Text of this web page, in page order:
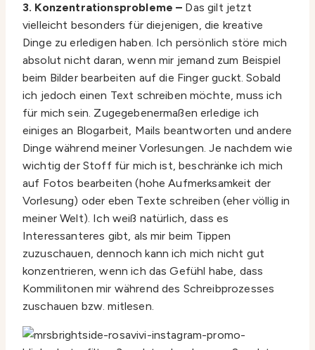
3. Konzentrationsprobleme – Das gilt jetzt
vielleicht besonders für diejenigen, die kreative
Dinge zu erledigen haben. Ich persönlich störe mich
absolut nicht daran, wenn mir jemand zum Beispiel
beim Bilder bearbeiten auf die Finger guckt. Sobald
ich jedoch einen Text schreiben möchte, muss ich
für mich sein. Zugegebenermaßen erledige ich
einiges an Blogarbeit, Mails beantworten und andere
Dinge während meiner Vorlesungen. Je nachdem wie
wichtig der Stoff für mich ist, beschränke ich mich
auf Fotos bearbeiten (hohe Aufmerksamkeit der
Vorlesung) oder eben Texte schreiben (eher völlig in
meiner Welt). Ich weiß natürlich, dass es
Interessanteres gibt, als mir beim Tippen
zuzuschauen, dennoch kann ich mich nicht gut
konzentrieren, wenn ich das Gefühl habe, dass
Kommilitonen mir während des Schreibprozesses
zuschauen bzw. mitlesen.